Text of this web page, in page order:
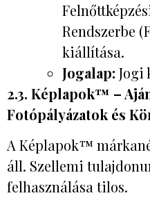
Rendszerbe
kiállítása.
Jogalap: Jogi
2.3. Képlapok™ –
Fotópályázatok és
A Képlapok™
áll. Szellemi
felhasználása tilos.